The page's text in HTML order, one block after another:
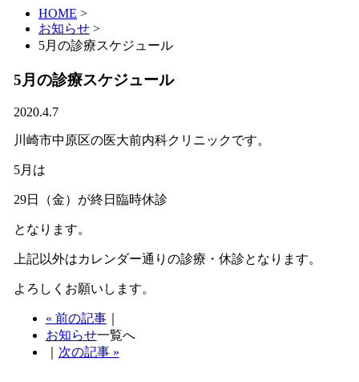
HOME >
お知らせ >
5月の診療スケジュール
5月の診療スケジュール
2020.4.7
川崎市中原区の医大前内科クリニックです。
5月は
29日（金）が終日臨時休診
となります。
上記以外はカレンダー通りの診療・休診となります。
よろしくお願いします。
« 前の記事｜
お知らせ一覧へ
次の記事 »